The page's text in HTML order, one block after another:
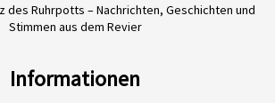
des Ruhrpotts – Nachrichten, Geschichten und
Stimmen aus dem Revier
Informationen